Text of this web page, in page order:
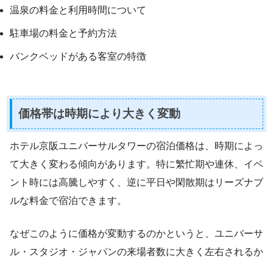
温泉の料金と利用時間について
駐車場の料金と予約方法
バンクベッドがある客室の特徴
価格帯は時期により大きく変動
ホテル京阪ユニバーサルタワーの宿泊価格は、時期によっ
て大きく変わる傾向があります。特に繁忙期や連休、イベ
ント時には高騰しやすく、逆に平日や閑散期はリーズナブ
ルな料金で宿泊できます。
なぜこのように価格が変動するのかというと、ユニバーサ
ル・スタジオ・ジャパンの来場者数に大きく左右されるか